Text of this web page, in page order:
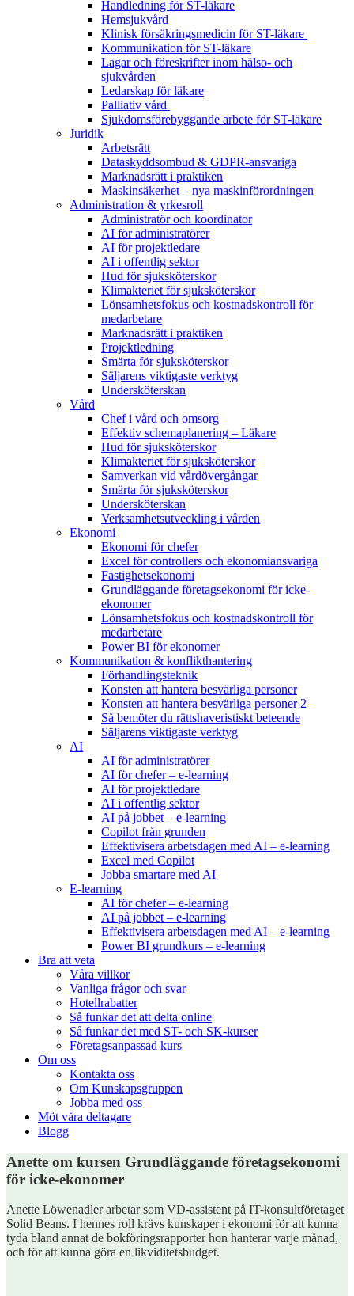
Handledning för ST-läkare
Hemsjukvård
Klinisk försäkringsmedicin för ST-läkare
Kommunikation för ST-läkare
Lagar och föreskrifter inom hälso- och
sjukvården
Ledarskap för läkare
Palliativ vård
Sjukdomsförebyggande arbete för ST-läkare
Juridik
Arbetsrätt
Dataskyddsombud & GDPR-ansvariga
Marknadsrätt i praktiken
Maskinsäkerhet – nya maskinförordningen
Administration & yrkesroll
Administratör och koordinator
AI för administratörer
AI för projektledare
AI i offentlig sektor
Hud för sjuksköterskor
Klimakteriet för sjuksköterskor
Lönsamhetsfokus och kostnadskontroll för
medarbetare
Marknadsrätt i praktiken
Projektledning
Smärta för sjuksköterskor
Säljarens viktigaste verktyg
Undersköterskan
Vård
Chef i vård och omsorg
Effektiv schemaplanering – Läkare
Hud för sjuksköterskor
Klimakteriet för sjuksköterskor
Samverkan vid vårdövergångar
Smärta för sjuksköterskor
Undersköterskan
Verksamhetsutveckling i vården
Ekonomi
Ekonomi för chefer
Excel för controllers och ekonomiansvariga
Fastighetsekonomi
Grundläggande företagsekonomi för icke-
ekonomer
Lönsamhetsfokus och kostnadskontroll för
medarbetare
Power BI för ekonomer
Kommunikation & konflikthantering
Förhandlingsteknik
Konsten att hantera besvärliga personer
Konsten att hantera besvärliga personer 2
Så bemöter du rättshaveristiskt beteende
Säljarens viktigaste verktyg
AI
AI för administratörer
AI för chefer – e-learning
AI för projektledare
AI i offentlig sektor
AI på jobbet – e-learning
Copilot från grunden
Effektivisera arbetsdagen med AI – e-learning
Excel med Copilot
Jobba smartare med AI
E-learning
AI för chefer – e-learning
AI på jobbet – e-learning
Effektivisera arbetsdagen med AI – e-learning
Power BI grundkurs – e-learning
Bra att veta
Våra villkor
Vanliga frågor och svar
Hotellrabatter
Så funkar det att delta online
Så funkar det med ST- och SK-kurser
Företagsanpassad kurs
Om oss
Kontakta oss
Om Kunskapsgruppen
Jobba med oss
Möt våra deltagare
Blogg
Anette om kursen Grundläggande företagsekonomi
för icke-ekonomer
Anette Löwenadler arbetar som VD-assistent på IT-konsultföretaget
Solid Beans. I hennes roll krävs kunskaper i ekonomi för att kunna
tyda bland annat de bokföringsrapporter hon hanterar varje månad,
och för att kunna göra en likviditetsbudget.